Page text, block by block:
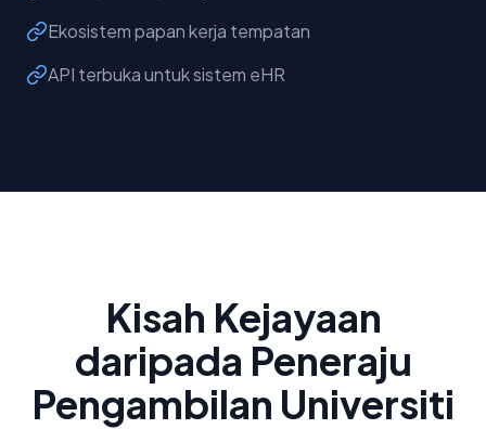
Ekosistem papan kerja tempatan
API terbuka untuk sistem eHR
Kisah Kejayaan
daripada Peneraju
Pengambilan Universiti